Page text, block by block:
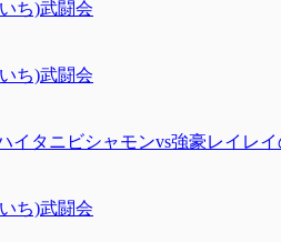
ち)武闘会
ち)武闘会
イタニビシャモンvs強豪レイレイ
ち)武闘会